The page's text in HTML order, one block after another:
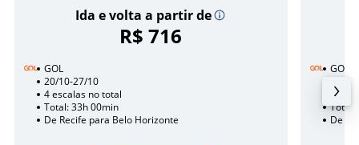
Ida e volta a partir de
R$ 716
GOL
20/10-27/10
4 escalas no total
Total: 33h 00min
De Recife para Belo Horizonte
GOL
1
Total:
De